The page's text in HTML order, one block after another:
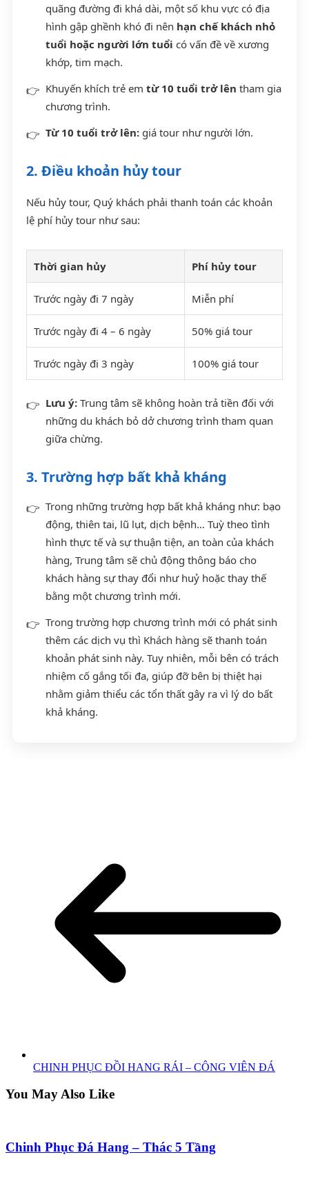
quãng đường đi khá dài, một số khu vực có địa
hình gập ghềnh khó đi nên hạn chế khách nhỏ
tuổi hoặc người lớn tuổi có vấn đề về xương
khớp, tim mạch.
Khuyến khích trẻ em từ 10 tuổi trở lên tham gia
chương trình.
Từ 10 tuổi trở lên: giá tour như người lớn.
2. Điều khoản hủy tour
Nếu hủy tour, Quý khách phải thanh toán các khoản
lệ phí hủy tour như sau:
Thời gian hủy Phí hủy tour
Trước ngày đi 7 ngày Miễn phí
Trước ngày đi 4 – 6 ngày 50% giá tour
Trước ngày đi 3 ngày 100% giá tour
Lưu ý: Trung tâm sẽ không hoàn trả tiền đối với
những du khách bỏ dở chương trình tham quan
giữa chừng.
3. Trường hợp bất khả kháng
Trong những trường hợp bất khả kháng như: bạo
động, thiên tai, lũ lụt, dịch bệnh… Tuỳ theo tình
hình thực tế và sự thuận tiện, an toàn của khách
hàng, Trung tâm sẽ chủ động thông báo cho
khách hàng sự thay đổi như huỷ hoặc thay thế
bằng một chương trình mới.
Trong trường hợp chương trình mới có phát sinh
thêm các dịch vụ thì Khách hàng sẽ thanh toán
khoản phát sinh này. Tuy nhiên, mỗi bên có trách
nhiệm cố gắng tối đa, giúp đỡ bên bị thiệt hại
nhằm giảm thiểu các tổn thất gây ra vì lý do bất
khả kháng.
CHINH PHỤC ĐỒI HANG RÁI – CÔNG VIÊN ĐÁ
You May Also Like
Chinh Phục Đá Hang – Thác 5 Tầng